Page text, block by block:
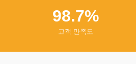
98.7%
고객 만족도